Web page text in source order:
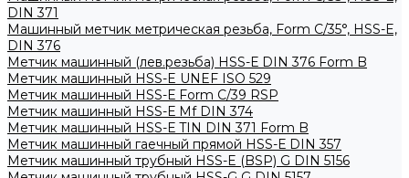
DIN 371
Машинный метчик метрическая резьба, Form С/35°, HSS-E,
DIN 376
Метчик машинный (лев.резьба) HSS-Е DIN 376 Form B
Метчик машинный HSS-E UNEF ISO 529
Метчик машинный HSS-Е Form C/39 RSP
Метчик машинный HSS-Е Mf DIN 374
Метчик машинный HSS-Е TIN DIN 371 Form B
Метчик машинный гаечный прямой HSS-Е DIN 357
Метчик машинный трубный HSS-E (BSP) G DIN 5156